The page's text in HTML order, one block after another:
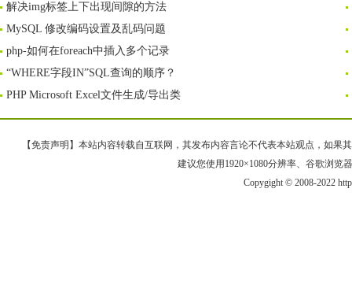
解决img标签上下出现间隙的方法
MySQL 修改编码设置及乱码问题
php-如何在foreach中插入多个记录
“WHERE字段IN”SQL查询的顺序？
PHP Microsoft Excel文件生成/导出类
【免责声明】本站内容转载自互联网，其发布内容言论不代表本站观点，如果
建议您使用1920×1080分辨率、谷歌浏览
Copygight © 2008-2022